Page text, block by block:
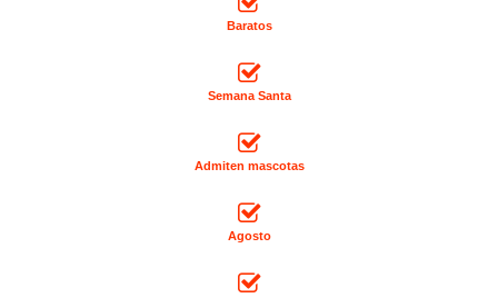
Baratos
Semana Santa
Admiten mascotas
Agosto